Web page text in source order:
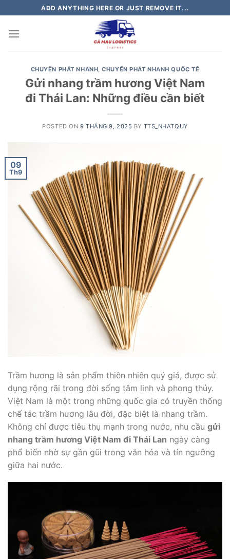
to
content
ADD ANYTHING HERE OR JUST REMOVE IT...
CHUYỂN PHÁT NHANH,CHUYỂN PHÁT NHANH QUỐC TẾ
Gửi nhang trầm hương Việt Nam
đi Thái Lan: Những điều cần biết
POSTED ON 9 THÁNG 9, 2025 BY TTS_NHATQUY
09
Th9
Trầm hương là sản phẩm thiên nhiên quý giá, được sử
dụng rộng rãi trong đời sống tâm linh và phong thủy.
Việt Nam là một trong những quốc gia có truyền thống
chế tác trầm hương lâu đời, đặc biệt là nhang trầm.
Không chỉ được tiêu thụ mạnh trong nước, nhu cầu gửi
nhang trầm hương Việt Nam đi Thái Lan ngày càng
phổ biến nhờ sự gần gũi trong văn hóa và tín ngưỡng
giữa hai nước.